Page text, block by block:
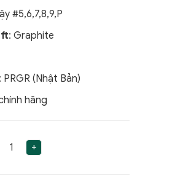
#5,6,7,8,9,P
: Graphite
: PRGR (Nhật Bản)
hãng
+